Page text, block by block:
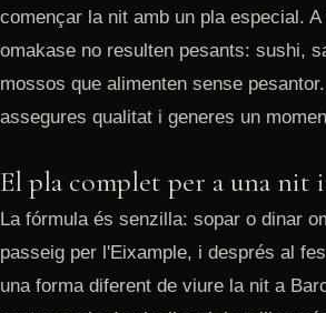
començar la nit amb un pla especial.
omakase no resulten pesants: sushi,
mossos que alimenten sense
assegures qualitat i generes un
El pla complet per a una nit
La fórmula és senzilla: sopar o dinar
passeig per l'Eixample, i després al
una forma diferent de viure la nit a